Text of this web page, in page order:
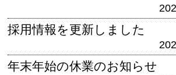
採用情報を更新しました
年末年始の休業のお知らせ